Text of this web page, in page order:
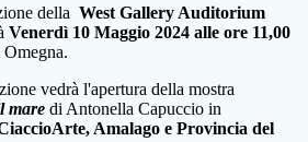
della West Gallery Auditorium
Venerdì 10 Maggio 2024 alle ore 11,00
vedrà l'apertura della mostra
mare di Antonella Capuccio in
Amalago e Provincia del